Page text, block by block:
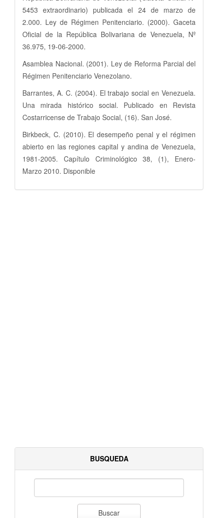
5453 extraordinario) publicada el 24 de marzo de
2.000. Ley de Régimen Penitenciario. (2000). Gaceta
Oficial de la República Bolivariana de Venezuela, Nº
36.975, 19-06-2000.
Asamblea Nacional. (2001). Ley de Reforma Parcial del
Régimen Penitenciario Venezolano.
Barrantes, A. C. (2004). El trabajo social en Venezuela.
Una mirada histórico social. Publicado en Revista
Costarricense de Trabajo Social, (16). San José.
Birkbeck, C. (2010). El desempeño penal y el régimen
abierto en las regiones capital y andina de Venezuela,
1981-2005. Capítulo Criminológico 38, (1), Enero-
Marzo 2010. Disponible
BUSQUEDA
Buscar